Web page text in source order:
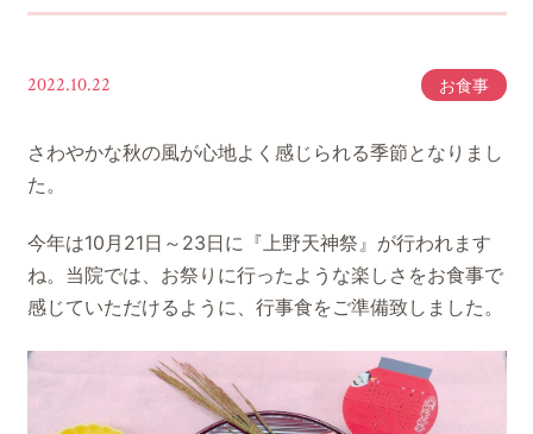
2022.10.22 お食事
さわやかな秋の風が心地よく感じられる季節となりまし
た。
今年は10月21日～23日に『上野天神祭』が行われます
ね。当院では、お祭りに行ったような楽しさをお食事で
感じていただけるように、行事食をご準備致しました。